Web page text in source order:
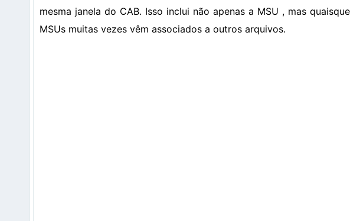
mesma janela do CAB. Isso inclui não apenas a MSU , mas
MSUs muitas vezes vêm associados a outros arquivos.